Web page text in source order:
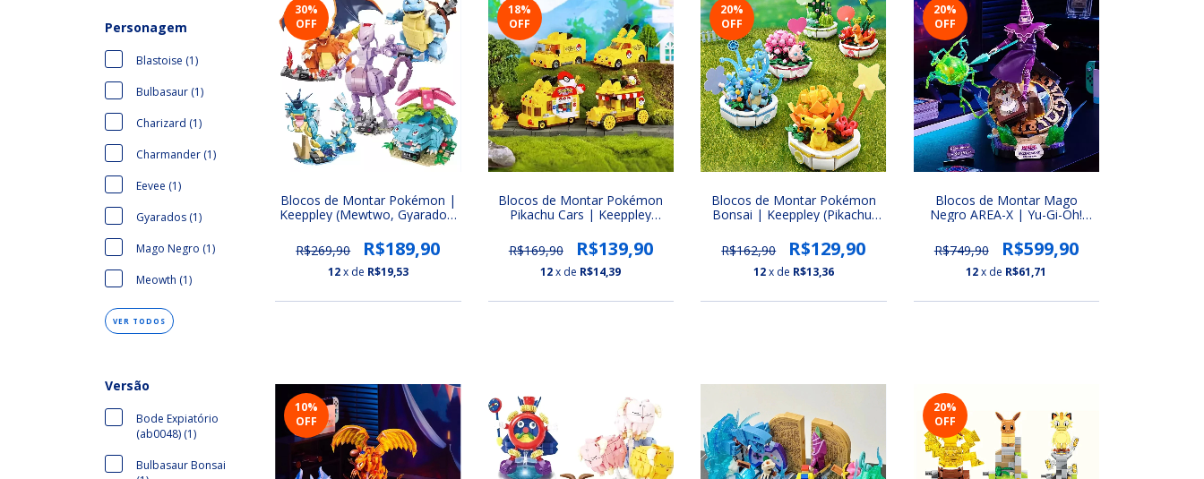
Personagem
Blastoise (1)
Bulbasaur (1)
Charizard (1)
Charmander (1)
Eevee (1)
Gyarados (1)
Mago Negro (1)
Meowth (1)
VER TODOS
Versão
Bode Expiatório
(ab0048) (1)
Bulbasaur Bonsai
30%
OFF
Blocos de Montar Pokémon |
Keeppley (Mewtwo, Gyarados,
Charizard)
R$269,90 R$189,90
12x de R$19,53
18%
OFF
Blocos de Montar Pokémon
Pikachu Cars | Keeppley
R$169,90
R$139,90
12x de R$14,39
20%
OFF
Blocos de Montar Pokémon
Bonsai | Keeppley (Pikachu,
Squirtle e Jigglypuff)
R$162,90 R$129,90
12x de R$13,36
20%
OFF
Blocos de Montar Mago
Negro AREA-X | Yu-Gi-Oh!
(Dark Magician)
R$749,90 R$599,90
12x de R$61,71
10%
OFF
20%
OFF